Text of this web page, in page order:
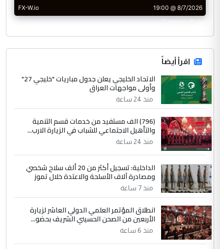
CurrencyRate
اقرأ أيضاً
الاتحاد الخليجي يعلن جدول مباريات "خليجي 27"
وأولى مواجهات العراق
منذ 24 ساعة
(796) الف مستفيد من خدمات قسم التنمية
والتأهيل الاجتماعي للشباب في الزيارة الارب...
منذ 24 ساعة
الداخلية: تسجيل أكثر من 20 ألف سلاح شخصي
ومصادرة آلاف الأسلحة والاعتدة خلال تموز
منذ 7 ساعة
انطلاق المؤتمر العلمي الدولي العاشر لزيارة
الأربعين من الصحن الحسيني الشريف بحضو...
منذ 6 ساعة